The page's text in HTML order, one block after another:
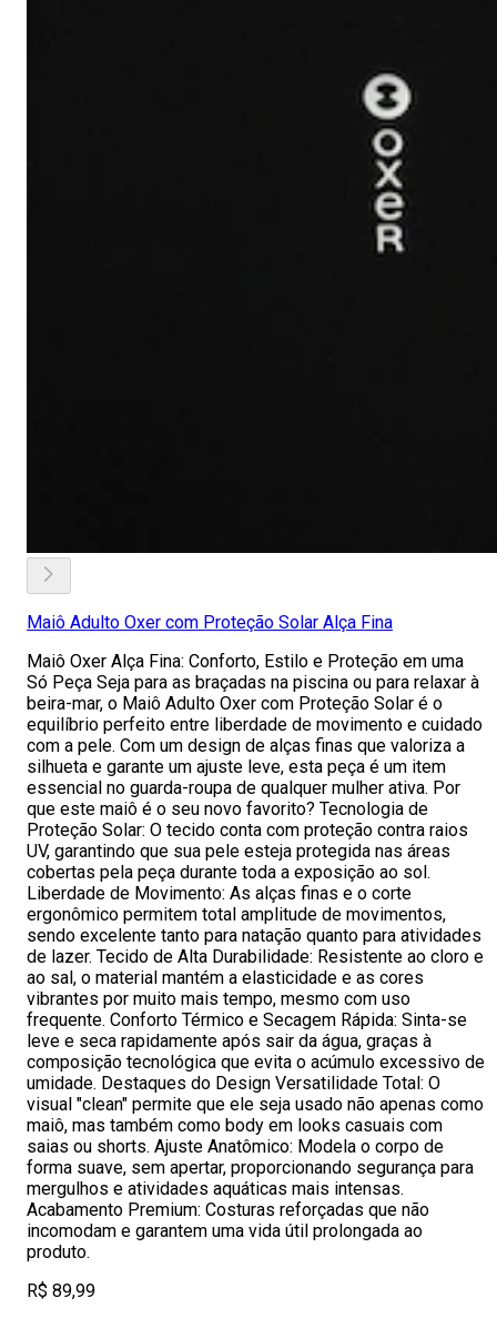
Maiô Adulto Oxer com Proteção Solar Alça Fina
Maiô Oxer Alça Fina: Conforto, Estilo e Proteção em uma
Só Peça Seja para as braçadas na piscina ou para relaxar à
beira-mar, o Maiô Adulto Oxer com Proteção Solar é o
equilíbrio perfeito entre liberdade de movimento e cuidado
com a pele. Com um design de alças finas que valoriza a
silhueta e garante um ajuste leve, esta peça é um item
essencial no guarda-roupa de qualquer mulher ativa. Por
que este maiô é o seu novo favorito? Tecnologia de
Proteção Solar: O tecido conta com proteção contra raios
UV, garantindo que sua pele esteja protegida nas áreas
cobertas pela peça durante toda a exposição ao sol.
Liberdade de Movimento: As alças finas e o corte
ergonômico permitem total amplitude de movimentos,
sendo excelente tanto para natação quanto para atividades
de lazer. Tecido de Alta Durabilidade: Resistente ao cloro e
ao sal, o material mantém a elasticidade e as cores
vibrantes por muito mais tempo, mesmo com uso
frequente. Conforto Térmico e Secagem Rápida: Sinta-se
leve e seca rapidamente após sair da água, graças à
composição tecnológica que evita o acúmulo excessivo de
umidade. Destaques do Design Versatilidade Total: O
visual "clean" permite que ele seja usado não apenas como
maiô, mas também como body em looks casuais com
saias ou shorts. Ajuste Anatômico: Modela o corpo de
forma suave, sem apertar, proporcionando segurança para
mergulhos e atividades aquáticas mais intensas.
Acabamento Premium: Costuras reforçadas que não
incomodam e garantem uma vida útil prolongada ao
produto.
R$ 89,99